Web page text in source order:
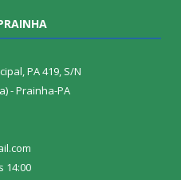
PA 419, S/N
- Prainha-PA
14:00